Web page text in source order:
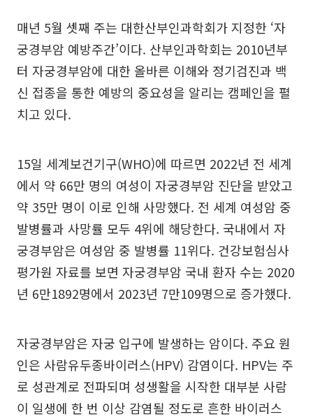
매년 5월 셋째 주는 대한산부인과학회가 지정한 ‘자
궁경부암 예방주간’이다. 산부인과학회는 2010년부
터 자궁경부암에 대한 올바른 이해와 정기검진과 백
신 접종을 통한 예방의 중요성을 알리는 캠페인을 펼
치고 있다.
15일 세계보건기구(WHO)에 따르면 2022년 전 세계
에서 약 66만 명의 여성이 자궁경부암 진단을 받았고
약 35만 명이 이로 인해 사망했다. 전 세계 여성암 중
발병률과 사망률 모두 4위에 해당한다. 국내에서 자
궁경부암은 여성암 중 발병률 11위다. 건강보험심사
평가원 자료를 보면 자궁경부암 국내 환자 수는 2020
년 6만1892명에서 2023년 7만109명으로 증가했다.
자궁경부암은 자궁 입구에 발생하는 암이다. 주요 원
인은 사람유두종바이러스(HPV) 감염이다. HPV는 주
로 성관계로 전파되며 성생활을 시작한 대부분 사람
이 일생에 한 번 이상 감염될 정도로 흔한 바이러스